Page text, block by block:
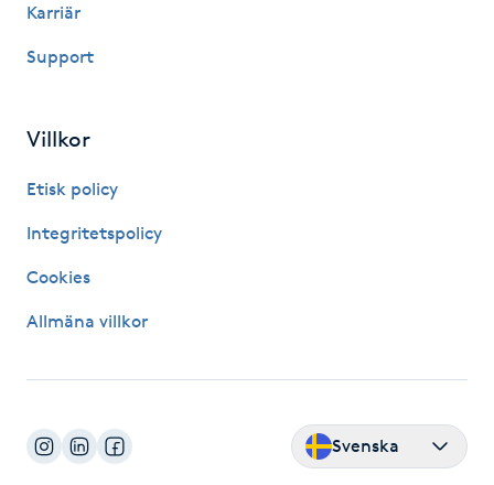
Kosmetisk tatuering
Kroppsinpackning
Kroppspeeling
Käkledsbehandling
Kärlbehandling
Karriär
Support
Villkor
Etisk policy
Integritetspolicy
Cookies
Allmäna villkor
Svenska